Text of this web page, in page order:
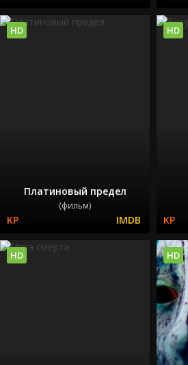
Платиновый предел
(фильм)
HD HD
HD HD